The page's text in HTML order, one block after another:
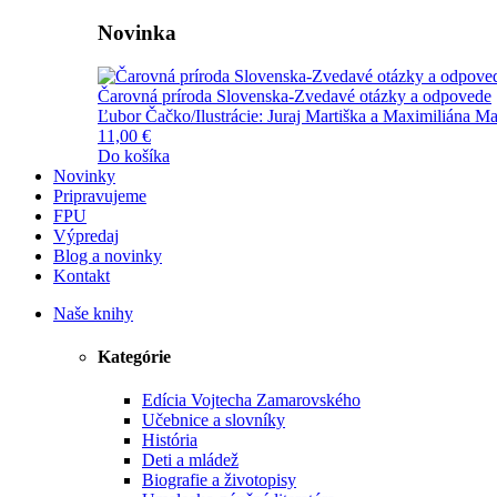
Novinka
Čarovná príroda Slovenska-Zvedavé otázky a odpovede
Ľubor Čačko/Ilustrácie: Juraj Martiška a Maximiliána
11,00 €
Do košíka
Novinky
Pripravujeme
FPU
Výpredaj
Blog a novinky
Kontakt
Naše knihy
Kategórie
Edícia Vojtecha Zamarovského
Učebnice a slovníky
História
Deti a mládež
Biografie a životopisy